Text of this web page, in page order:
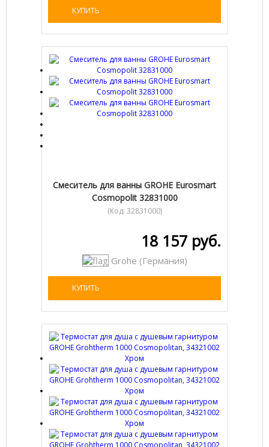
КУПИТЬ
Смеситель для ванны GROHE Eurosmart
Cosmopolit 32831000
(Код: 32831000)
18 157 руб.
Grohe (Германия)
КУПИТЬ